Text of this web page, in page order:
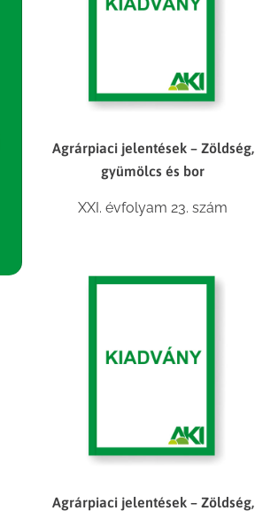
Agrárpiaci jelentések – Zöldség,
gyümölcs és bor
XXI. évfolyam 23. szám
Agrárpiaci jelentések – Zöldség,